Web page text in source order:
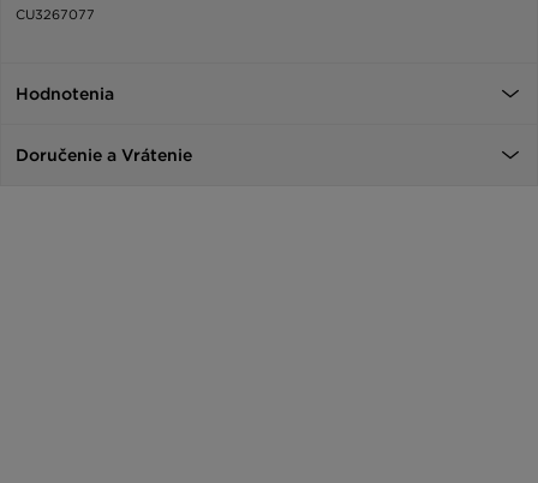
CU3267077
Hodnotenia
Doručenie a Vrátenie